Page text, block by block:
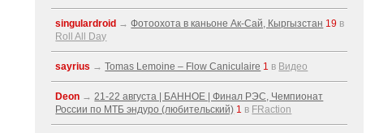
singulardroid →Фотоохота в каньоне Ак-Cай, Кыргызстан 19 в
Roll All Day
sayrius →Tomas Lemoine – Flow Caniculaire 1 в Видео
Deon →21-22 августа | БАННОЕ | Финал РЭС, Чемпионат
России по МТБ эндуро (любительский) 1 в FRaction